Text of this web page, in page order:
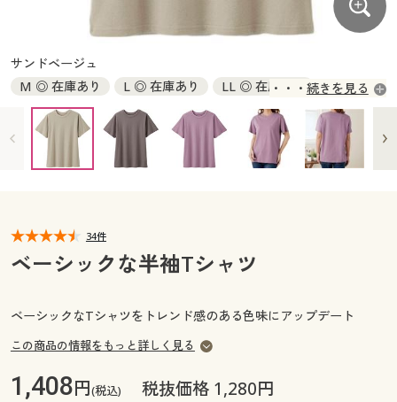
大きいサイズ 事務・制服
カタログ・チラシからのご注文
デジタルカタログ
カタログ無料プレゼント
マイページ
お気に入り
サポート
大きいサイズ 事務・制服
カタログ無料プレゼント
会員メニュー
閲覧履歴
サポート
サンドベージュ
M ◎ 在庫あり
L ◎ 在庫あり
LL ◎ 在庫あり
3L ◎ 在庫あり
続きを見る
34件
ベーシックな半袖Tシャツ
ベーシックなTシャツをトレンド感のある色味にアップデート
この商品の情報をもっと詳しく見る
1,408円(税込) 税抜価格 1,280円